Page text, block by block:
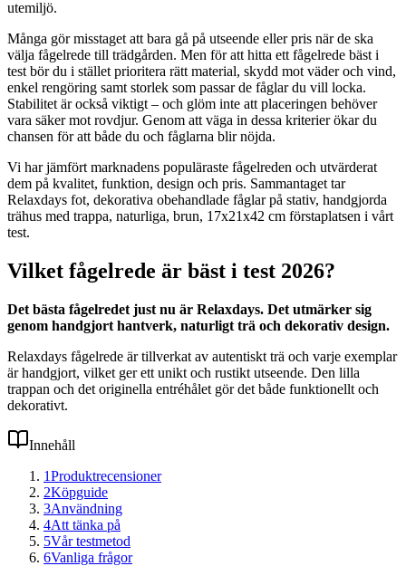
utemiljö.
Många gör misstaget att bara gå på utseende eller pris när de ska
välja fågelrede till trädgården. Men för att hitta ett fågelrede bäst i
test bör du i stället prioritera rätt material, skydd mot väder och vind,
enkel rengöring samt storlek som passar de fåglar du vill locka.
Stabilitet är också viktigt – och glöm inte att placeringen behöver
vara säker mot rovdjur. Genom att väga in dessa kriterier ökar du
chansen för att både du och fåglarna blir nöjda.
Vi har jämfört marknadens populäraste fågelreden och utvärderat
dem på kvalitet, funktion, design och pris. Sammantaget tar
Relaxdays fot, dekorativa obehandlade fåglar på stativ, handgjorda
trähus med trappa, naturliga, brun, 17x21x42 cm förstaplatsen i vårt
test.
Vilket fågelrede är bäst i test 2026?
Det bästa fågelredet just nu är Relaxdays. Det utmärker sig
genom handgjort hantverk, naturligt trä och dekorativ design.
Relaxdays fågelrede är tillverkat av autentiskt trä och varje exemplar
är handgjort, vilket ger ett unikt och rustikt utseende. Den lilla
trappan och det originella entréhålet gör det både funktionellt och
dekorativt.
Innehåll
1Produktrecensioner
2Köpguide
3Användning
4Att tänka på
5Vår testmetod
6Vanliga frågor